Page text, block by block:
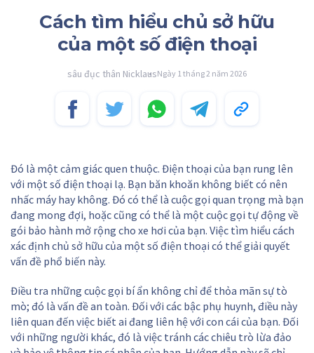
Cách tìm hiểu chủ sở hữu
của một số điện thoại
sâu đục thân NicklausNgày 1 tháng 2 năm 2026
Đó là một cảm giác quen thuộc. Điện thoại của bạn rung lên
với một số điện thoại lạ. Bạn băn khoăn không biết có nên
nhấc máy hay không. Đó có thể là cuộc gọi quan trọng mà bạn
đang mong đợi, hoặc cũng có thể là một cuộc gọi tự động về
gói bảo hành mở rộng cho xe hơi của bạn. Việc tìm hiểu cách
xác định chủ sở hữu của một số điện thoại có thể giải quyết
vấn đề phổ biến này.
Điều tra những cuộc gọi bí ẩn không chỉ để thỏa mãn sự tò
mò; đó là vấn đề an toàn. Đối với các bậc phụ huynh, điều này
liên quan đến việc biết ai đang liên hệ với con cái của bạn. Đối
với những người khác, đó là việc tránh các chiêu trò lừa đảo